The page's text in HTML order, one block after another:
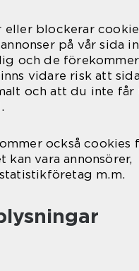
eller blockerar
på vår sida
och de
vidare risk att
och att du inte får
också cookies
kan vara annonsörer,
m.m.